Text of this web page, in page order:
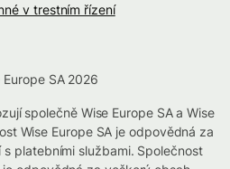
v trestním řízení
SA 2026
společně Wise Europe SA a Wise
Wise Europe SA je odpovědná za
platebními službami. Společnost